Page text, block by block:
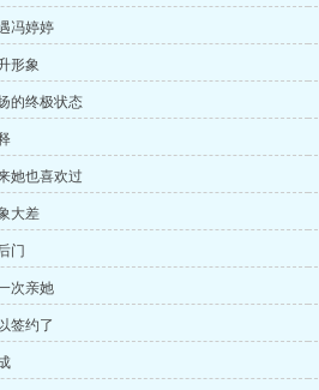
冯婷婷
形象
的终极状态
她也喜欢过
大差
门
次亲她
签约了